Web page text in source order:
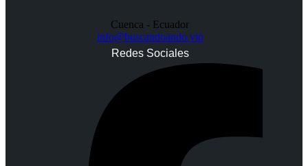
Cuenca - Ecuador
info@buscandoando.vip
Redes Sociales